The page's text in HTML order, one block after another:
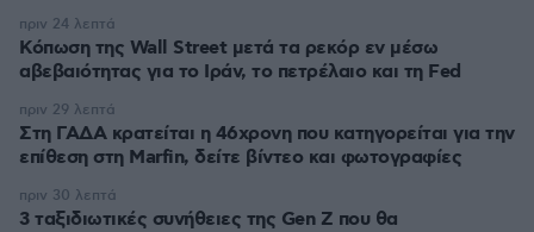
Κόπωση της Wall Street μετά τα ρεκόρ εν μέσω
αβεβαιότητας για το Ιράν, το πετρέλαιο και τη Fed
πριν 24 λεπτά
Στη ΓΑΔΑ κρατείται η 46χρονη που κατηγορείται για την
επίθεση στη Marfin, δείτε βίντεο και φωτογραφίες
πριν 29 λεπτά
3 ταξιδιωτικές συνήθειες της Gen Z που θα
πριν 30 λεπτά